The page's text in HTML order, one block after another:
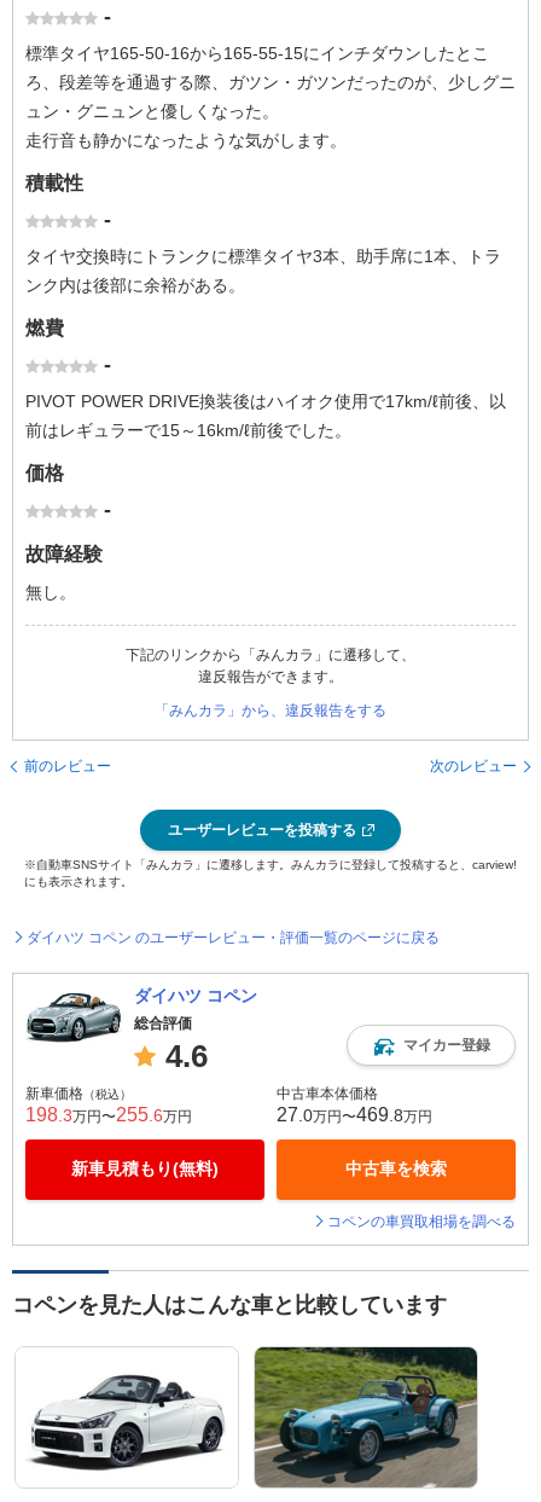
-
標準タイヤ165-50-16から165-55-15にインチダウンしたとこ
ろ、段差等を通過する際、ガツン・ガツンだったのが、少しグニ
ュン・グニュンと優しくなった。
走行音も静かになったような気がします。
積載性
-
タイヤ交換時にトランクに標準タイヤ3本、助手席に1本、トラ
ンク内は後部に余裕がある。
燃費
-
PIVOT POWER DRIVE換装後はハイオク使用で17km/ℓ前後、以
前はレギュラーで15～16km/ℓ前後でした。
価格
-
故障経験
無し。
下記のリンクから「みんカラ」に遷移して、
違反報告ができます。
「みんカラ」から、違反報告をする
前のレビュー 次のレビュー
ユーザーレビューを投稿する
※自動車SNSサイト「みんカラ」に遷移します。みんカラに登録して投稿すると、carview!
にも表示されます。
ダイハツ コペン のユーザーレビュー・評価一覧のページに戻る
ダイハツ コペン
総合評価
4.6 マイカー登録
新車価格 （税込）
198 .3万円〜255 .6万円
新車見積もり(無料)
中古車本体価格
27 .0万円〜469 .8万円
中古車を検索
コペンの車買取相場を調べる
コペンを見た人はこんな車と比較しています